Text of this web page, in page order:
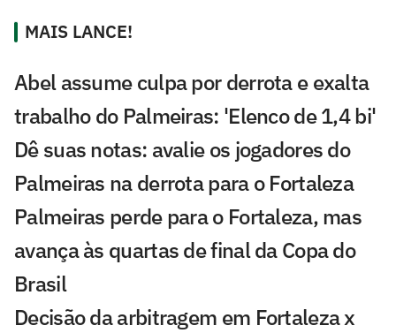
MAIS LANCE!
Abel assume culpa por derrota e exalta
trabalho do Palmeiras: 'Elenco de 1,4 bi'
Dê suas notas: avalie os jogadores do
Palmeiras na derrota para o Fortaleza
Palmeiras perde para o Fortaleza, mas
avança às quartas de final da Copa do
Brasil
Decisão da arbitragem em Fortaleza x